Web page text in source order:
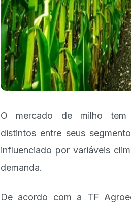
O mercado de milho tem
distintos entre seus
influenciado por variáveis
demanda.
De acordo com a TF